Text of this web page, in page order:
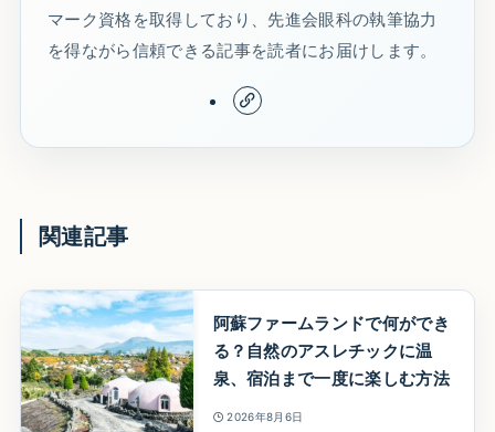
マーク資格を取得しており、先進会眼科の執筆協力
を得ながら信頼できる記事を読者にお届けします。
関連記事
阿蘇ファームランドで何ができ
る？自然のアスレチックに温
泉、宿泊まで一度に楽しむ方法
2026年8月6日